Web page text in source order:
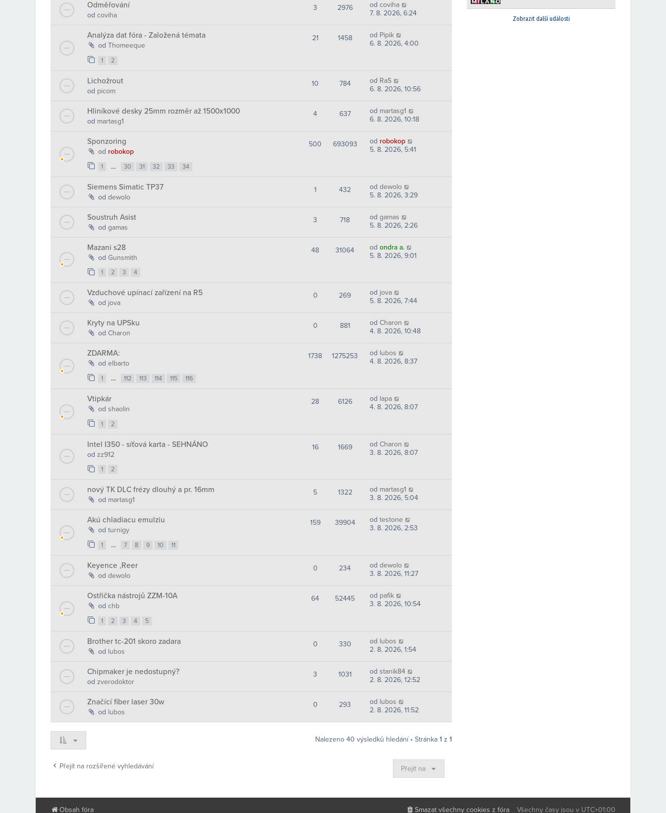
Odměřování
od coviha
3 2976 od coviha
7. 8. 2026, 6:24
Analýza dat fóra - Založená témata
od Thomeeque
1 2
21 1458 od Pipik
6. 8. 2026, 4:00
Lichožrout
od picom
10 784 od RaS
6. 8. 2026, 10:56
Hliníkové desky 25mm rozměr až 1500x1000
od martasg1
4 637 od martasg1
6. 8. 2026, 10:18
Sponzoring
od robokop
1 … 30 31 32 33 34
500 693093 od robokop
5. 8. 2026, 5:41
Siemens Simatic TP37
od dewolo
1 432 od dewolo
5. 8. 2026, 3:29
Soustruh Asist
od gamas
3 718 od gamas
5. 8. 2026, 2:26
Mazani s28
od Gunsmith
1 2 3 4
48 31064 od ondra a.
5. 8. 2026, 9:01
Vzduchové upínací zařízení na R5
od jova
0 269 od jova
5. 8. 2026, 7:44
Kryty na UPSku
od Charon
0 881 od Charon
4. 8. 2026, 10:48
ZDARMA:
od elbarto
1 … 112 113 114 115 116
1738 1275253 od lubos
4. 8. 2026, 8:37
Vtipkár
od shaolin
1 2
28 6126 od lapa
4. 8. 2026, 8:07
Intel I350 - síťová karta - SEHNÁNO
od zz912
1 2
16 1669 od Charon
3. 8. 2026, 8:07
nový TK DLC frézy dlouhý a pr. 16mm
od martasg1
5 1322 od martasg1
3. 8. 2026, 5:04
Akú chladiacu emulziu
od turnigy
1 … 7 8 9 10 11
159 39904 od testone
3. 8. 2026, 2:53
Keyence ,Reer
od dewolo
0 234 od dewolo
3. 8. 2026, 11:27
Ostřička nástrojů ZZM-10A
od chb
1 2 3 4 5
64 52445 od pafik
3. 8. 2026, 10:54
Brother tc-201 skoro zadara
od lubos
0 330 od lubos
2. 8. 2026, 1:54
Chipmaker je nedostupný?
od zverodoktor
3 1031 od stanik84
2. 8. 2026, 12:52
Značící fiber laser 30w
od lubos
0 293 od lubos
2. 8. 2026, 11:52
Nalezeno 40 výsledků hledání • Stránka 1 z 1
Přejít na rozšířené vyhledávání Přejít na
Obsah fóra Všechny časy jsou v UTC+01:00
Smazat všechny cookies z fóra